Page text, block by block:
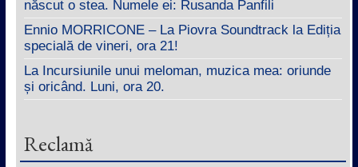
născut o stea. Numele ei: Rusanda Panfili
Ennio MORRICONE – La Piovra Soundtrack la Ediția
specială de vineri, ora 21!
La Incursiunile unui meloman, muzica mea: oriunde
și oricând. Luni, ora 20.
Reclamă